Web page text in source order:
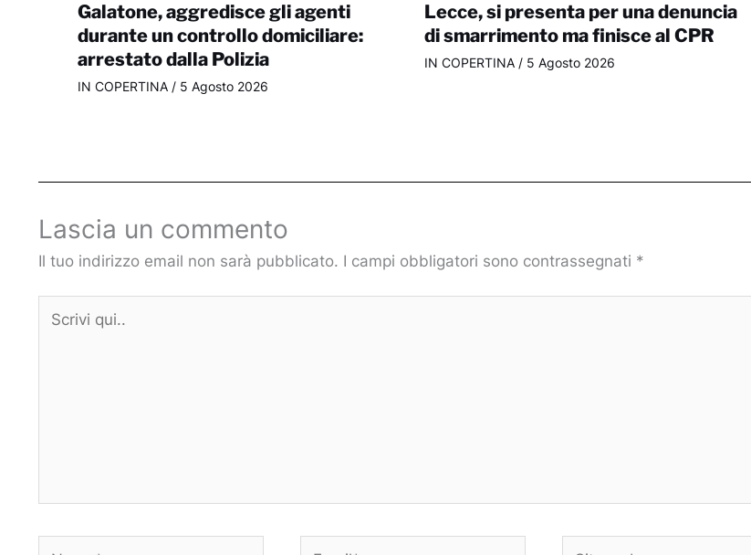
Galatone, aggredisce gli agenti
durante un controllo domiciliare:
arrestato dalla Polizia
IN COPERTINA/ 5 Agosto 2026
Lecce, si presenta per una denuncia
di smarrimento ma finisce al CPR
IN COPERTINA / 5 Agosto 2026
Lascia un commento
Il tuo indirizzo email non sarà pubblicato. I campi obbligatori sono contrassegnati *
qui..